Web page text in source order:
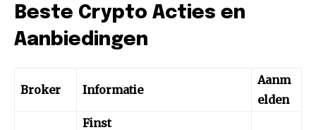
Beste Crypto Acties en
Aanbiedingen
Broker Informatie
Aanm
elden
Finst